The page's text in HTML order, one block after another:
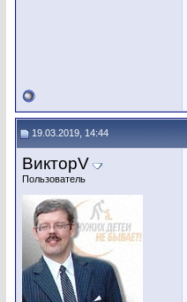
19.03.2019, 14:44
ВикторV
Пользователь